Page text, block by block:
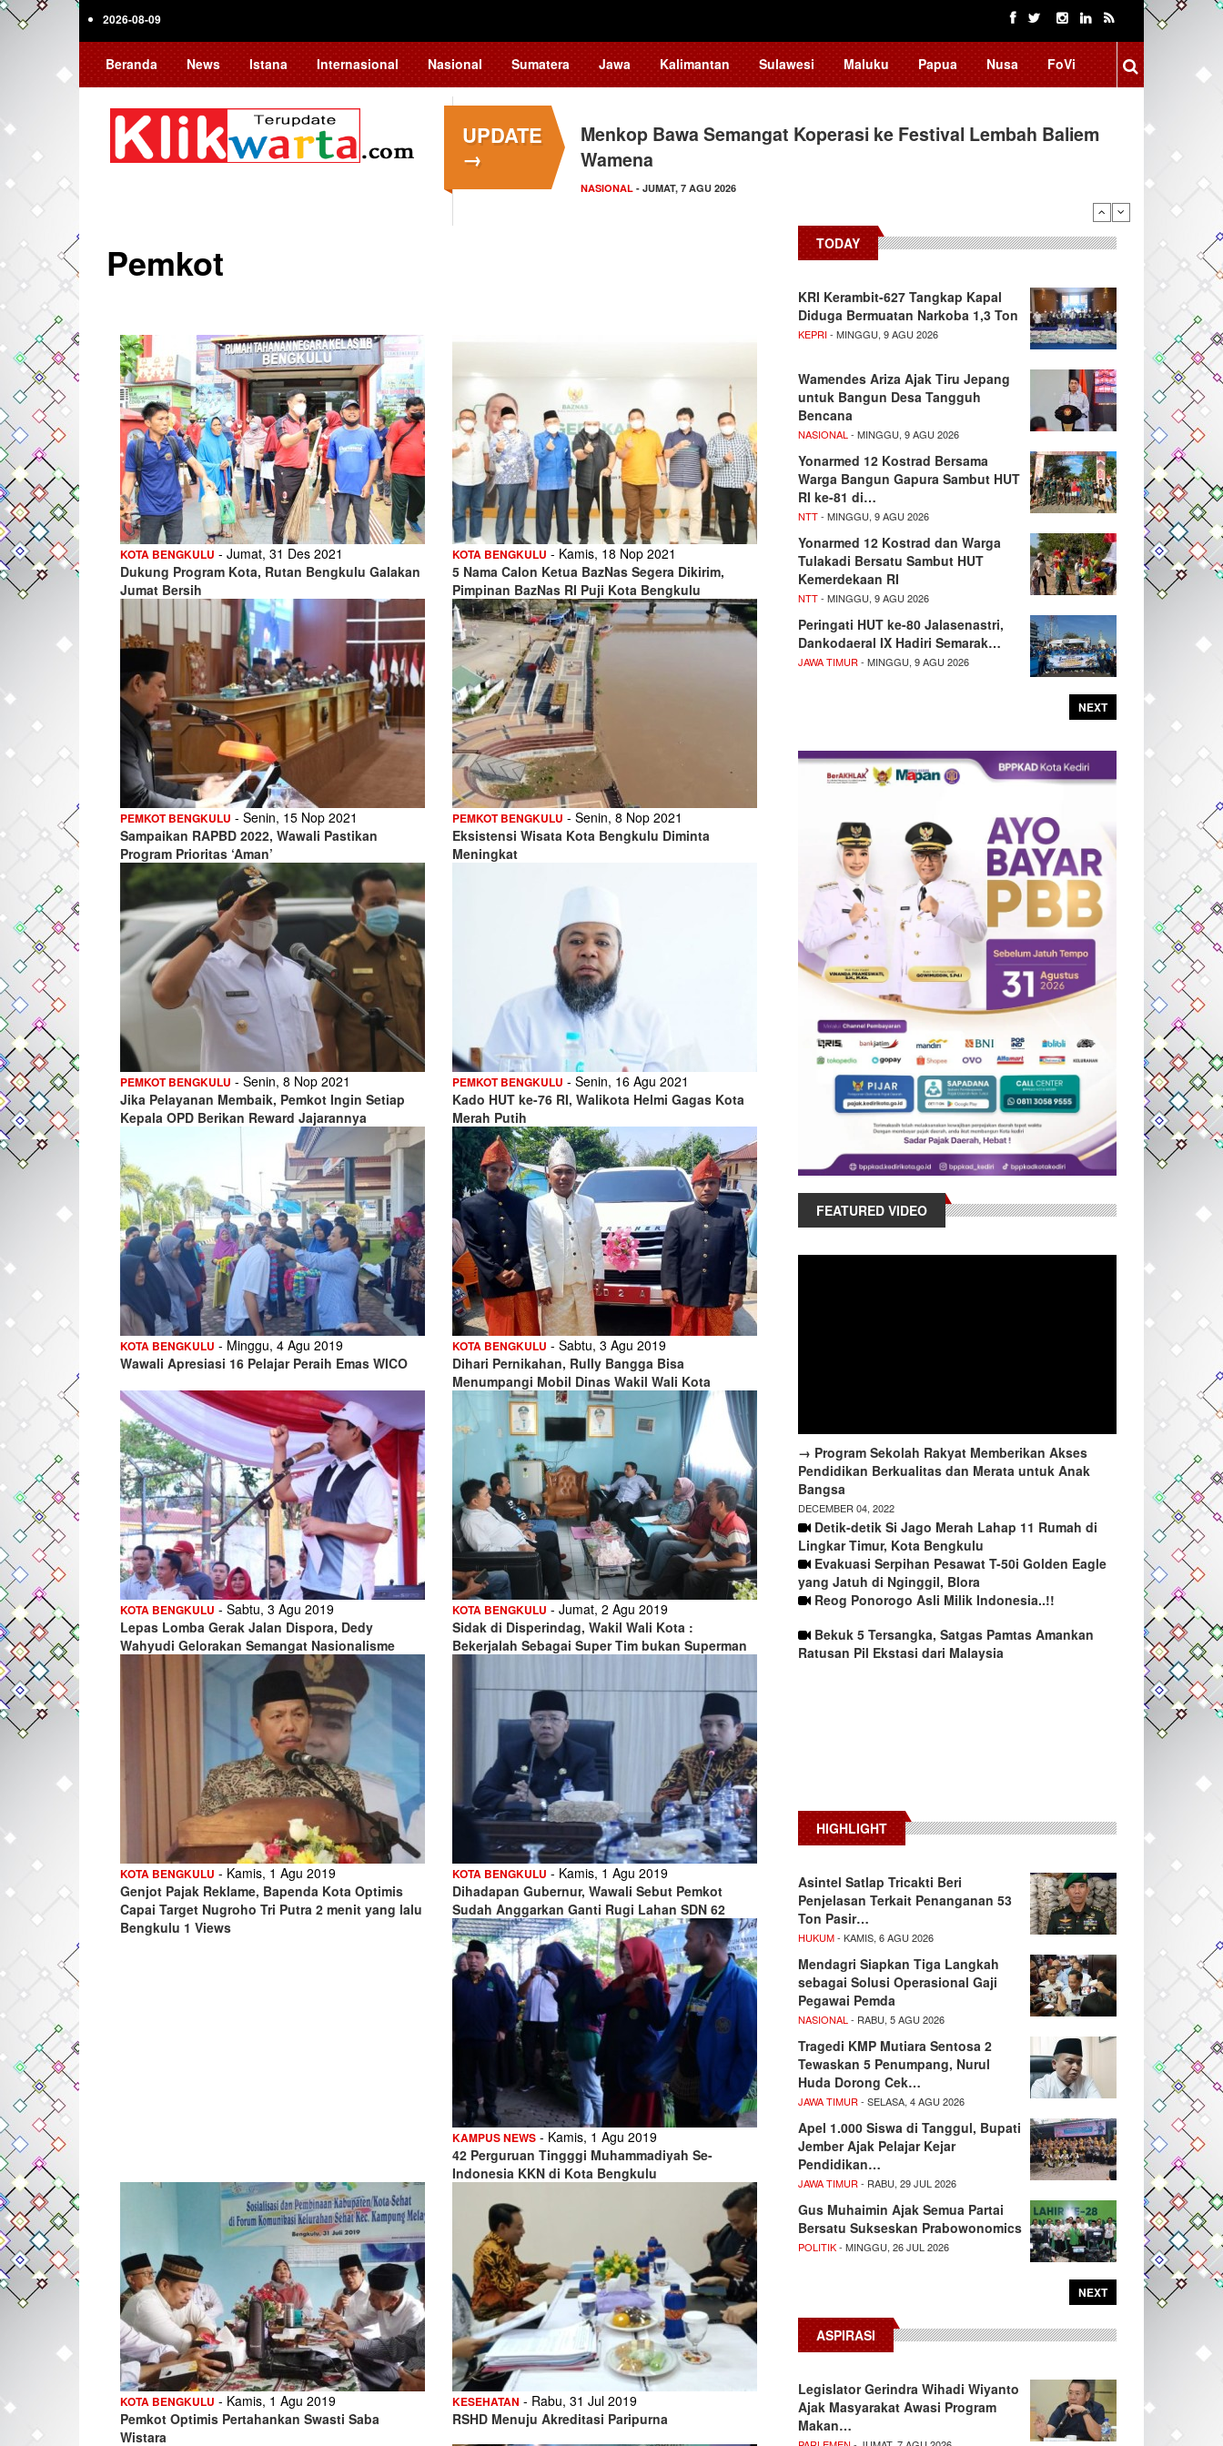
Skip
2026-08-09
Beranda News Istana Internasional Nasional Sumatera Jawa Kalimantan Sulawesi Maluku Papua Nusa FoVi
UPDATE
→
Menkop Bawa Semangat Koperasi ke Festival Lembah Baliem
Wamena
NASIONAL - JUMAT, 7 AGU 2026
Pemkot
KOTA BENGKULU - Jumat, 31 Des 2021
Dukung Program Kota, Rutan Bengkulu Galakan
Jumat Bersih
KOTA BENGKULU - Kamis, 18 Nop 2021
5 Nama Calon Ketua BazNas Segera Dikirim,
Pimpinan BazNas RI Puji Kota Bengkulu
PEMKOT BENGKULU - Senin, 15 Nop 2021
Sampaikan RAPBD 2022, Wawali Pastikan
Program Prioritas ‘Aman’
PEMKOT BENGKULU - Senin, 8 Nop 2021
Eksistensi Wisata Kota Bengkulu Diminta
Meningkat
PEMKOT BENGKULU - Senin, 8 Nop 2021
Jika Pelayanan Membaik, Pemkot Ingin Setiap
Kepala OPD Berikan Reward Jajarannya
PEMKOT BENGKULU - Senin, 16 Agu 2021
Kado HUT ke-76 RI, Walikota Helmi Gagas Kota
Merah Putih
KOTA BENGKULU - Minggu, 4 Agu 2019
Wawali Apresiasi 16 Pelajar Peraih Emas WICO
KOTA BENGKULU - Sabtu, 3 Agu 2019
Dihari Pernikahan, Rully Bangga Bisa
Menumpangi Mobil Dinas Wakil Wali Kota
KOTA BENGKULU - Sabtu, 3 Agu 2019
Lepas Lomba Gerak Jalan Dispora, Dedy
Wahyudi Gelorakan Semangat Nasionalisme
KOTA BENGKULU - Jumat, 2 Agu 2019
Sidak di Disperindag, Wakil Wali Kota :
Bekerjalah Sebagai Super Tim bukan Superman
KOTA BENGKULU - Kamis, 1 Agu 2019
Genjot Pajak Reklame, Bapenda Kota Optimis
Capai Target Nugroho Tri Putra 2 menit yang lalu
Bengkulu 1 Views
KOTA BENGKULU - Kamis, 1 Agu 2019
Dihadapan Gubernur, Wawali Sebut Pemkot
Sudah Anggarkan Ganti Rugi Lahan SDN 62
KAMPUS NEWS - Kamis, 1 Agu 2019
42 Perguruan Tingggi Muhammadiyah Se-
Indonesia KKN di Kota Bengkulu
KOTA BENGKULU - Kamis, 1 Agu 2019
Pemkot Optimis Pertahankan Swasti Saba
Wistara
KESEHATAN - Rabu, 31 Jul 2019
RSHD Menuju Akreditasi Paripurna
Pagination
TODAY
KRI Kerambit-627 Tangkap Kapal
Diduga Bermuatan Narkoba 1,3 Ton
KEPRI- MINGGU, 9 AGU 2026
Wamendes Ariza Ajak Tiru Jepang
untuk Bangun Desa Tangguh
Bencana
NASIONAL - MINGGU, 9 AGU 2026
Yonarmed 12 Kostrad Bersama
Warga Bangun Gapura Sambut HUT
RI ke-81 di…
NTT- MINGGU, 9 AGU 2026
Yonarmed 12 Kostrad dan Warga
Tulakadi Bersatu Sambut HUT
Kemerdekaan RI
NTT- MINGGU, 9 AGU 2026
Peringati HUT ke-80 Jalasenastri,
Dankodaeral IX Hadiri Semarak…
JAWA TIMUR - MINGGU, 9 AGU 2026
NEXT
FEATURED VIDEO
→ Program Sekolah Rakyat Memberikan Akses
Pendidikan Berkualitas dan Merata untuk Anak
Bangsa
DECEMBER 04, 2022
Detik-detik Si Jago Merah Lahap 11 Rumah di
Lingkar Timur, Kota Bengkulu
Evakuasi Serpihan Pesawat T-50i Golden Eagle
yang Jatuh di Nginggil, Blora
Reog Ponorogo Asli Milik Indonesia..!!
Bekuk 5 Tersangka, Satgas Pamtas Amankan
Ratusan Pil Ekstasi dari Malaysia
HIGHLIGHT
Asintel Satlap Tricakti Beri
Penjelasan Terkait Penanganan 53
Ton Pasir…
HUKUM- KAMIS, 6 AGU 2026
Mendagri Siapkan Tiga Langkah
sebagai Solusi Operasional Gaji
Pegawai Pemda
NASIONAL - RABU, 5 AGU 2026
Tragedi KMP Mutiara Sentosa 2
Tewaskan 5 Penumpang, Nurul
Huda Dorong Cek…
JAWA TIMUR - SELASA, 4 AGU 2026
Apel 1.000 Siswa di Tanggul, Bupati
Jember Ajak Pelajar Kejar
Pendidikan…
JAWA TIMUR - RABU, 29 JUL 2026
Gus Muhaimin Ajak Semua Partai
Bersatu Sukseskan Prabowonomics
POLITIK- MINGGU, 26 JUL 2026
NEXT
ASPIRASI
Legislator Gerindra Wihadi Wiyanto
Ajak Masyarakat Awasi Program
Makan…